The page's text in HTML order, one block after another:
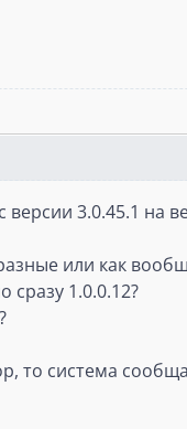
3.0.45.1 на
или как
сразу 1.0.0.12?
то система